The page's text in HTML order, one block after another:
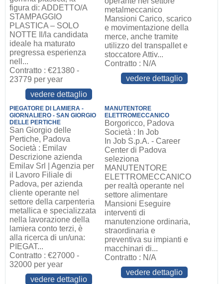
figura di: ADDETTO/A
STAMPAGGIO
PLASTICA – SOLO
NOTTE Il/la candidata
ideale ha maturato
pregressa esperienza
nell...
Contratto : €21380 -
23779 per year
vedere dettaglio
metalmeccanico
Mansioni Carico, scarico
e movimentazione della
merce, anche tramite
utilizzo del transpallet e
stoccatore Attiv...
Contratto : N/A
vedere dettaglio
PIEGATORE DI LAMIERA -
GIORNALIERO - SAN GIORGIO
DELLE PERTICHE
San Giorgio delle
Pertiche, Padova
Società : Emilav
Descrizione azienda
Emilav Srl | Agenzia per
il Lavoro Filiale di
Padova, per azienda
cliente operante nel
settore della carpenteria
metallica e specializzata
nella lavorazione della
lamiera conto terzi, è
alla ricerca di un/una:
PIEGAT...
Contratto : €27000 -
32000 per year
vedere dettaglio
MANUTENTORE
ELETTROMECCANICO
Borgoricco, Padova
Società : In Job
In Job S.p.A. - Career
Center di Padova
seleziona
MANUTENTORE
ELETTROMECCANICO
per realtà operante nel
settore alimentare
Mansioni Eseguire
interventi di
manutenzione ordinaria,
straordinaria e
preventiva su impianti e
macchinari di...
Contratto : N/A
vedere dettaglio